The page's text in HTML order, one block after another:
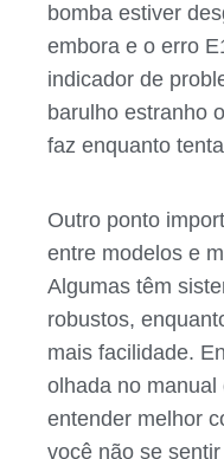
bomba estiver
embora e o erro
indicador de
barulho estranho
faz enquanto
Outro ponto
entre modelos e
Algumas têm
robustos,
mais facilidade.
olhada no
entender melhor
você não se